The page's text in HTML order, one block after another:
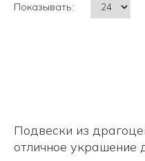
Показывать:
Подвески из
отличное украшение